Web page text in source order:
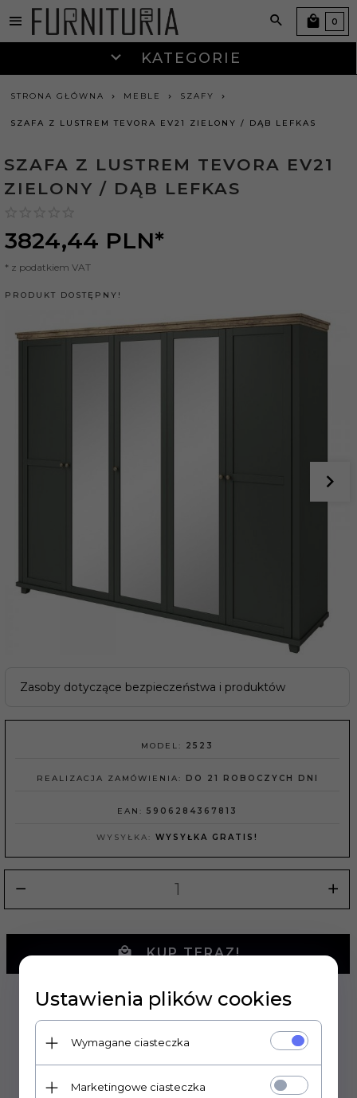
KATEGORIE
0
STRONA GŁÓWNA MEBLE SZAFY
SZAFA Z LUSTREM TEVORA EV21 ZIELONY / DĄB LEFKAS
SZAFA Z LUSTREM TEVORA EV21
ZIELONY / DĄB LEFKAS
3824,44 PLN*
* z podatkiem VAT
PRODUKT DOSTĘPNY!
Zasoby dotyczące bezpieczeństwa i produktów
MODEL: 2523
REALIZACJA ZAMÓWIENIA: DO 21 ROBOCZYCH DNI
EAN: 5906284367813
WYSYŁKA: WYSYŁKA GRATIS!
KUP TERAZ!
Ustawienia plików cookies
Wymagane ciasteczka
Marketingowe ciasteczka